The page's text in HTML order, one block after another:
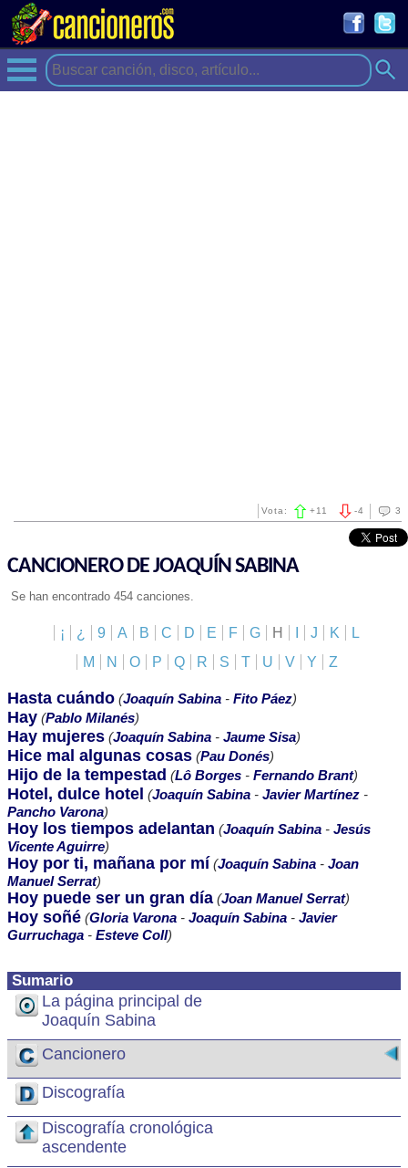
3
-4
Vota: +11
CANCIONERO DE JOAQUÍN SABINA
Se han encontrado 454 canciones.
¡ ¿ 9 A B C D E F G H J K
L
M
N O P Q R S T U V Y Z
Sumario
La página principal de
Joaquín Sabina
Cancionero
Discografía
Discografía cronológica
ascendente
Hasta cuándo (Joaquín Sabina - Fito Páez)
Hay (Pablo Milanés)
Hay mujeres (Joaquín Sabina - Jaume Sisa)
Hice mal algunas cosas (Pau Donés)
Hijo de la tempestad (Lô Borges - Fernando Brant)
Hotel, dulce hotel (Joaquín Sabina - Javier Martínez -
Pancho Varona)
Hoy los tiempos adelantan (Joaquín Sabina - Jesús
Vicente Aguirre)
Hoy por ti, mañana por mí (Joaquín Sabina - Joan
Manuel Serrat)
Hoy puede ser un gran día (Joan Manuel Serrat)
Hoy soñé (Gloria Varona - Joaquín Sabina - Javier
Gurruchaga - Esteve Coll)